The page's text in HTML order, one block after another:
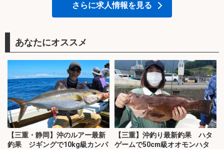
さらに求人情報を見る
あなたにオススメ
【三重・静岡】沖のルアー最新
釣果 ジギングで10kg級カンパ
【三重】沖釣り最新釣果 ハタ
ゲームで50cm級オオモンハタ